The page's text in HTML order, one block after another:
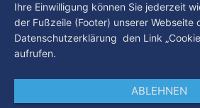
Ihre Einwilligung können Sie jederzeit
der Fußzeile (Footer) unserer Webseite
Datenschutzerklärung den Link
aufrufen.
ABLEHNEN